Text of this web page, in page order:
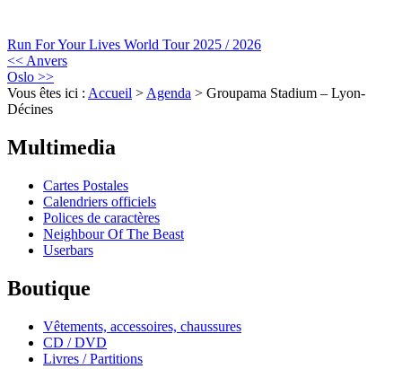
Run For Your Lives World Tour 2025 / 2026
<< Anvers
Oslo >>
Site de fans français sur Iron Maiden
Vous êtes ici : Accueil > Agenda > Groupama Stadium – Lyon-
Décines
Multimedia
Cartes Postales
Calendriers officiels
Polices de caractères
Neighbour Of The Beast
Userbars
Boutique
Vêtements, accessoires, chaussures
CD / DVD
Livres / Partitions